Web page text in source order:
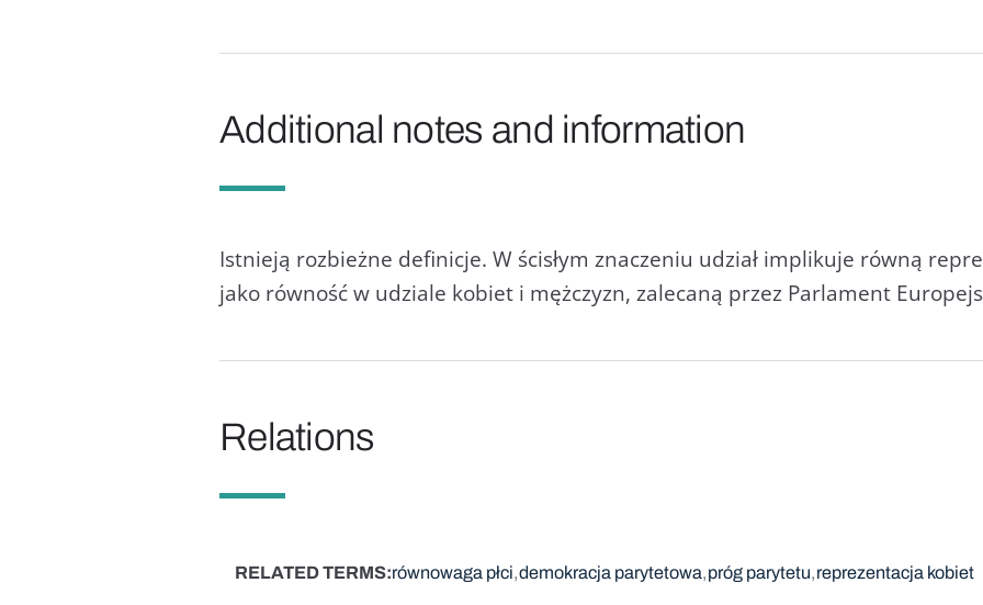
Additional notes and information
Istnieją rozbieżne definicje. W ścisłym znaczeniu udział implikuje równą
jako równość w udziale kobiet i mężczyzn, zalecaną przez Parlament
Relations
RELATED TERMS równowaga płci demokracja parytetowa próg parytetu reprezentacja kobiet